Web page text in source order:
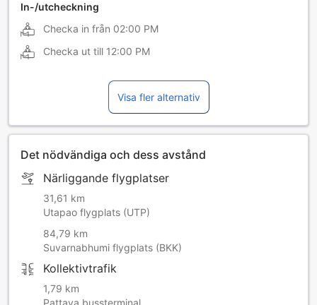
In-/utcheckning
Checka in från 02:00 PM
Checka ut till 12:00 PM
Visa fler alternativ
Det nödvändiga och dess avstånd
Närliggande flygplatser
31,61 km
Utapao flygplats (UTP)
84,79 km
Suvarnabhumi flygplats (BKK)
Kollektivtrafik
1,79 km